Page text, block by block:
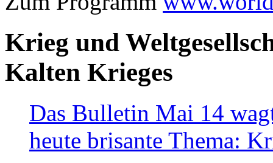
Krieg und
Kalten Krieges
Das Bulletin Mai 14
heute brisante Thema: